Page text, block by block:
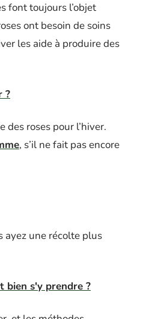
font toujours l’objet
ont besoin de soins
les aide à produire des
?
roses pour l’hiver.
, s’il ne fait pas encore
ayez une récolte plus
bien s'y prendre ?